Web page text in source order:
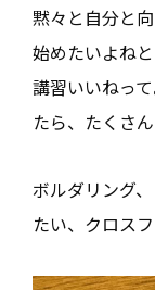
黙々と自分と
始めたいよねと
講習いいねっ
たら、たくさ
ボルダリング
たい、クロス